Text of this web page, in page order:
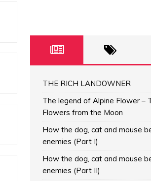
THE RICH LANDOWNER
The legend of Alpine Flower –
Flowers from the Moon
How the dog, cat and mouse
enemies (Part I)
How the dog, cat and mouse
enemies (Part II)